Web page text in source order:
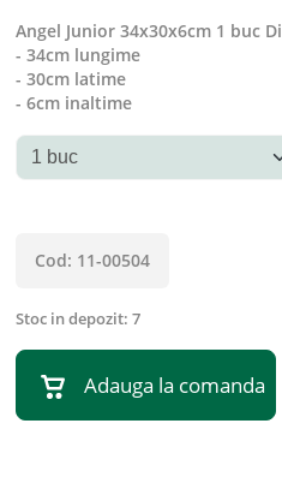
Angel Junior 34x30x6cm 1 buc
- 34cm lungime
- 30cm latime
- 6cm inaltime
Cod: 11-00504
Stoc in depozit: 7
Adauga la comanda